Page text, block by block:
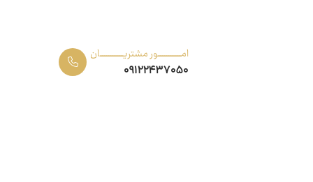
امـــــــــــور مشتریـــــــــــان
09122437050